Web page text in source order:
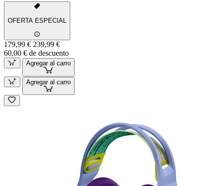
OFERTA ESPECIAL
179,99 € 239,99 €
60,00 € de descuento
Agregar al carro
Agregar al carro